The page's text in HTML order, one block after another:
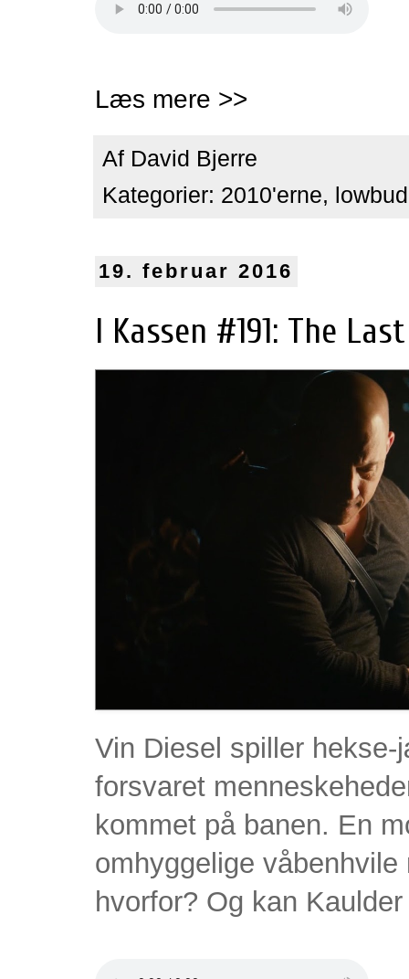
Læs mere >>
Af David Bjerre
Kategorier: 2010'erne,
19. februar 2016
I Kassen #191: The
Vin Diesel spiller
forsvaret
kommet på banen. En
omhyggelige
hvorfor? Og kan